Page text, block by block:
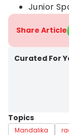
Junior
Share Article
Curated For
Topics
Mandalika